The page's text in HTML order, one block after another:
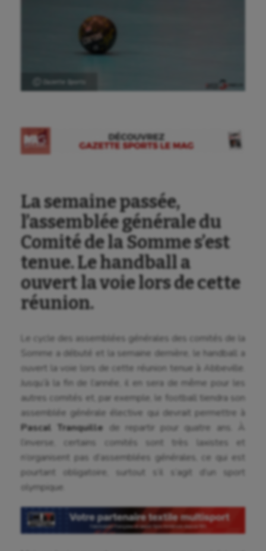
Aéronautique
Athlétisme
Auto
Aviron
Ballon au poing
Billard
La semaine passée,
l’assemblée générale du
Comité de la Somme s’est
tenue. Le handball a
ouvert la voie lors de cette
réunion.
Le cycle des assemblées générales des comités de la
Somme a débuté et la semaine dernière, le handball a
ouvert la voie lors de cette réunion tenue à Abbeville.
Jusqu’à la fin de l’année, il en sera de même pour les
autres comités et, par exemple, le football tiendra son
assemblée générale élective qui devrait permettre à
Pascal Tranquille de repartir pour quatre ans. À
l’inverse, certains comités sont très laxistes et
n’organisent pas d’assemblées générales, ce qui est
pourtant obligatoire, surtout s’il s’agit d’un sport
olympique.